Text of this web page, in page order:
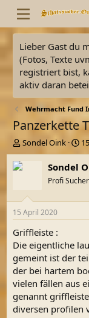
Lieber Gast du
(Fotos, Texte
registriert bist,
aktiv daran
Wehrmacht Fund
Panzerkette
E
r
s
e
r
Sondel Oink
E
r
s
e
t
Sondel
Profi Sucher
15 April 2020
Griffleiste :
Die eigentliche
gemeint ist der
der bei hartem
vielen fällen aus
genannt
diversen profilen